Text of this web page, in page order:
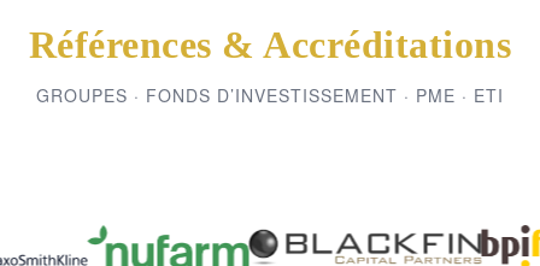
Références & Accréditations
GROUPES · FONDS D’INVESTISSEMENT · PME · ETI